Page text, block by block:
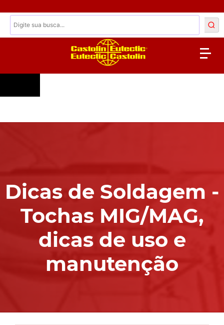
Dicas de Soldagem -
Tochas MIG/MAG,
dicas de uso e
manutenção